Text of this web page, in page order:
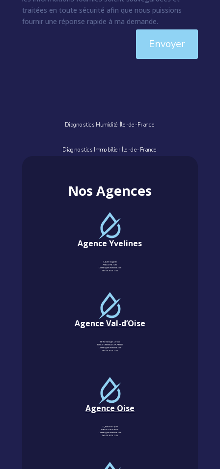
traitées en toute sécurité afin que nous puissions
fournir une réponse rapide à ma demande.
Envoyer
Diagnostics Humidité Île-de-France
Diagnostics Immobilier Île-de-France
Nos Agences
Agence Yvelines
3, Allée magritte
78400 CHATOU
Contact@km-humidite.com
Tel :01 30 76 13 26
Agence Val-d’Oise
18, Rue Georges Leroux
95240 CORMEILLES-EN-PARISIS
Contact@km-humidite.com
Tel :01 30 76 13 26
Agence Oise
22, Rue Principale
60850 LALANDELLE
Contact@km-humidite.com
Tel :01 30 76 13 26